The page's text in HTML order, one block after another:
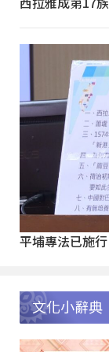
平埔專法已施
文化小辭典